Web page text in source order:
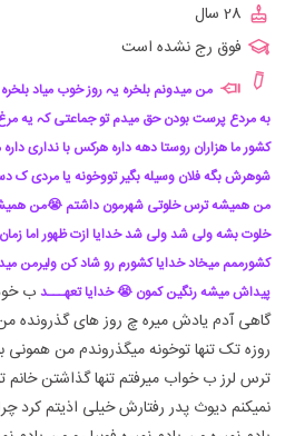
28 سال
فوق رج نشده است
من میدونم بلخره یہ روز خوب میاد
به مردع پرست بودن حق میدم تو جماعتی کہ یه
کشور ما هزاران روستا دهه داره هرکس با نداری
شوهرش بگه فلان وسیله بگیر تووخونه یا مردی ک
من همیشه ترس خلوتی شهرمون داشتم 😭من
خلوت بشه ولی شد ولی شد خدایا ازت ظهور اما
کشورممم میخاد خدایا کشورم رو شاد کن ولیرمن
پیداش میشه رنگین کمون 😭 خدایا تعهـــد ب
روزه تک تنها توخونه میگذروندم من
ترس لرز ب خواب میرفتم تنها گذاشتن
نمیکنم دیوث پدر رفتارش خیلی اذیتم کرد